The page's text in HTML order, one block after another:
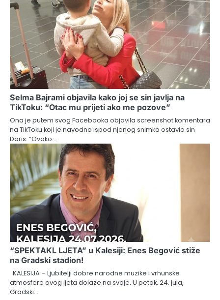
Selma Bajrami objavila kako joj se sin javlja na
TikToku: “Otac mu prijeti ako me pozove”
Ona je putem svog Facebooka objavila screenshot komentara
na TikToku koji je navodno ispod njenog snimka ostavio sin
Daris. “Ovako…
“SPEKTAKL LJETA” u Kalesiji: Enes Begović stiže
na Gradski stadion!
KALESIJA – Ljubitelji dobre narodne muzike i vrhunske
atmosfere ovog ljeta dolaze na svoje. U petak, 24. jula,
Gradski…